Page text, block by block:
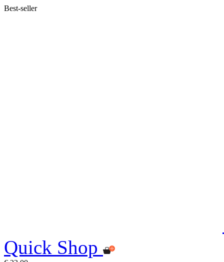
Best-seller
Quick Shop